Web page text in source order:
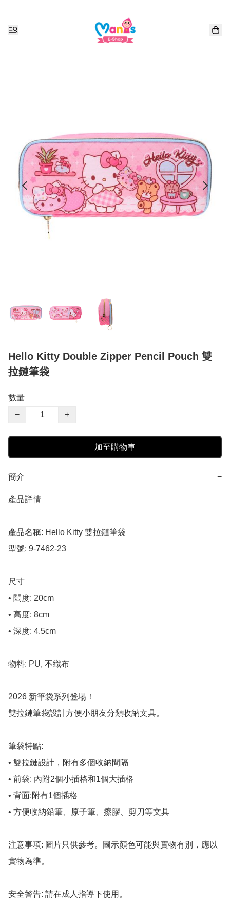
Hello Kitty Double Zipper Pencil Pouch 雙
拉鏈筆袋
數量
−
+
加至購物車
簡介 −
產品詳情
產品名稱: Hello Kitty 雙拉鏈筆袋
型號: 9-7462-23
尺寸
• 闊度: 20cm
• 高度: 8cm
• 深度: 4.5cm
物料: PU, 不織布
2026 新筆袋系列登場！
雙拉鏈筆袋設計方便小朋友分類收納文具。
筆袋特點:
• 雙拉鏈設計，附有多個收納間隔
• 前袋: 內附2個小插格和1個大插格
• 背面:附有1個插格
• 方便收納鉛筆、原子筆、擦膠、剪刀等文具
注意事項: 圖片只供參考。圖示顏色可能與實物有別，應以
實物為準。
安全警告: 請在成人指導下使用。